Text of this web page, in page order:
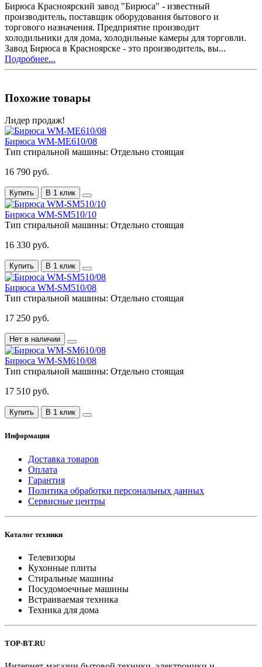
Бирюса Красноярский завод "Бирюса" - известный
производитель, поставщик оборудования бытового и
торгового назначения. Предприятие производит
холодильники для дома, холодильные камеры для торговли.
Завод Бирюса в Красноярске - это производитель, вы...
Подробнее...
Похожие товары
Лидер продаж!
Бирюса WM-ME610/08
Тип стиральной машины: Отдельно стоящая
16 790 руб.
Купить В 1 клик
Бирюса WM-SM510/10
Тип стиральной машины: Отдельно стоящая
16 330 руб.
Купить В 1 клик
Бирюса WM-SM510/08
Тип стиральной машины: Отдельно стоящая
17 250 руб.
Нет в наличии
Бирюса WM-SM610/08
Тип стиральной машины: Отдельно стоящая
17 510 руб.
Купить В 1 клик
Информация
Доставка товаров
Оплата
Гарантия
Политика обработки персональных данных
Сервисные центры
Каталог техники
Телевизоры
Кухонные плиты
Стиральные машины
Посудомоечные машины
Встраиваемая техника
Техника для дома
TOP-BT.RU